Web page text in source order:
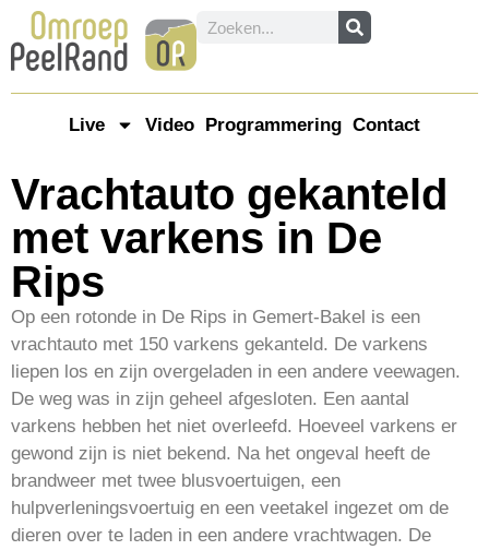
Live Video Programmering Contact
Vrachtauto gekanteld
met varkens in De
Rips
Op een rotonde in De Rips in Gemert-Bakel is een
vrachtauto met 150 varkens gekanteld. De varkens
liepen los en zijn overgeladen in een andere veewagen.
De weg was in zijn geheel afgesloten. Een aantal
varkens hebben het niet overleefd. Hoeveel varkens er
gewond zijn is niet bekend. Na het ongeval heeft de
brandweer met twee blusvoertuigen, een
hulpverleningsvoertuig en een veetakel ingezet om de
dieren over te laden in een andere vrachtwagen. De